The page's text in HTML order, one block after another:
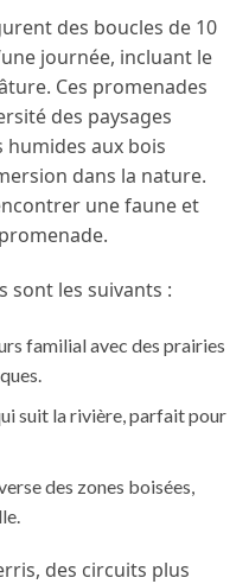
des boucles de 10
journée, incluant le
Ces promenades
des paysages
humides aux bois
dans la nature.
une faune et
sont les suivants :
familial avec des prairies
suit la rivière, parfait pour
des zones boisées,
des circuits plus